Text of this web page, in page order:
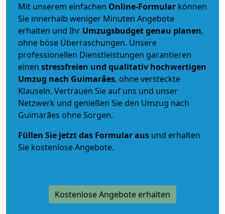
Mit unserem einfachen Online-Formular können
Sie innerhalb weniger Minuten Angebote
erhalten und Ihr Umzugsbudgetgenau planen,
ohne böse Überraschungen. Unsere
professionellen Dienstleistungen garantieren
einen stressfreien und qualitativ hochwertigen
Umzug nach Guimarães, ohne versteckte
Klauseln. Vertrauen Sie auf uns und unser
Netzwerk und genießen Sie den Umzug nach
Guimarães ohne Sorgen.
Füllen Sie jetzt das Formular aus und erhalten
Sie kostenlose Angebote.
Kostenlose Angebote erhalten